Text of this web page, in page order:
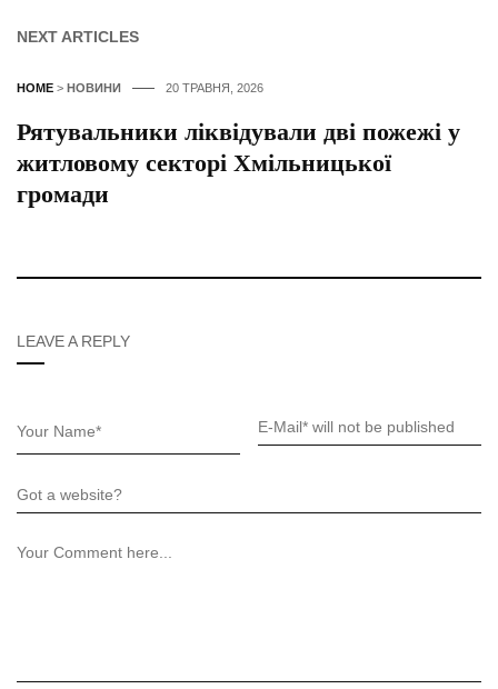
NEXT ARTICLES
HOME > НОВИНИ 20 ТРАВНЯ, 2026
Рятувальники ліквідували дві пожежі у
житловому секторі Хмільницької
громади
LEAVE A REPLY